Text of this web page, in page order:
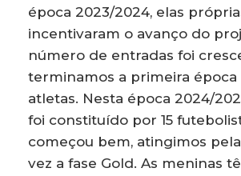
época 2023/2024, elas
incentivaram o avanço do
número de entradas foi
terminamos a primeira época
atletas. Nesta época 2024/
foi constituído por 15
começou bem, atingimos
vez a fase Gold. As meninas